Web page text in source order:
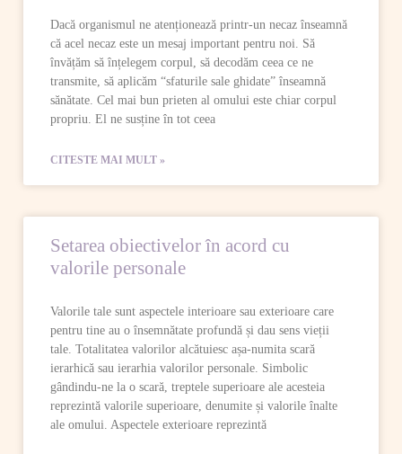
Dacă organismul ne atenționează printr-un necaz înseamnă
că acel necaz este un mesaj important pentru noi. Să
învățăm să înțelegem corpul, să decodăm ceea ce ne
transmite, să aplicăm “sfaturile sale ghidate” înseamnă
sănătate. Cel mai bun prieten al omului este chiar corpul
propriu. El ne susține în tot ceea
CITESTE MAI MULT »
Setarea obiectivelor în acord cu
valorile personale
Valorile tale sunt aspectele interioare sau exterioare care
pentru tine au o însemnătate profundă și dau sens vieții
tale. Totalitatea valorilor alcătuiesc așa-numita scară
ierarhică sau ierarhia valorilor personale. Simbolic
gândindu-ne la o scară, treptele superioare ale acesteia
reprezintă valorile superioare, denumite și valorile înalte
ale omului. Aspectele exterioare reprezintă